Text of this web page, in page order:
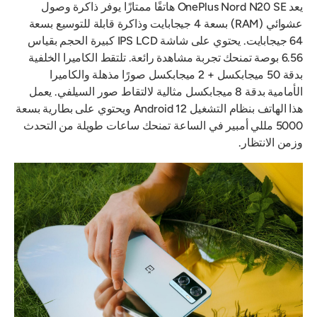
يعد OnePlus Nord N20 SE هاتفًا ممتازًا يوفر ذاكرة وصول
عشوائي (RAM) بسعة 4 جيجابايت وذاكرة قابلة للتوسيع بسعة
64 جيجابايت. يحتوي على شاشة IPS LCD كبيرة الحجم بقياس
6.56 بوصة تمنحك تجربة مشاهدة رائعة. تلتقط الكاميرا الخلفية
بدقة 50 ميجابكسل + 2 ميجابكسل صورًا مذهلة والكاميرا
الأمامية بدقة 8 ميجابكسل مثالية لالتقاط صور السيلفي. يعمل
هذا الهاتف بنظام التشغيل Android 12 ويحتوي على بطارية بسعة
5000 مللي أمبير في الساعة تمنحك ساعات طويلة من التحدث
وزمن الانتظار.